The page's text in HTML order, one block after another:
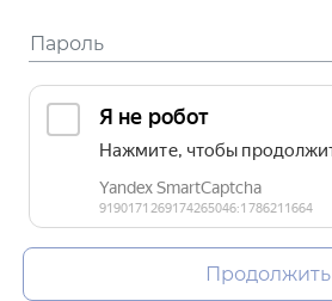
Продолжить